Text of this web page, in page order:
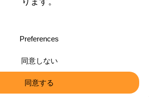
© 2010-2026 ©0197.jp